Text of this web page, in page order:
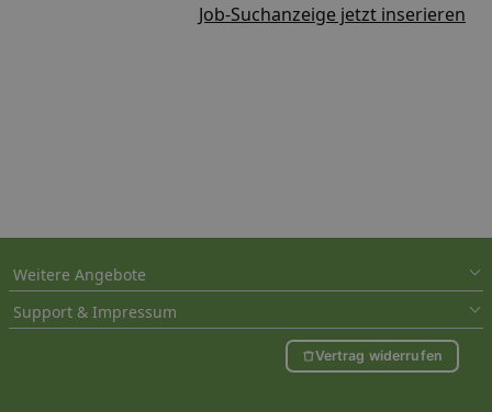
Job-Suchanzeige jetzt inserieren
Weitere Angebote
Support & Impressum
Vertrag widerrufen